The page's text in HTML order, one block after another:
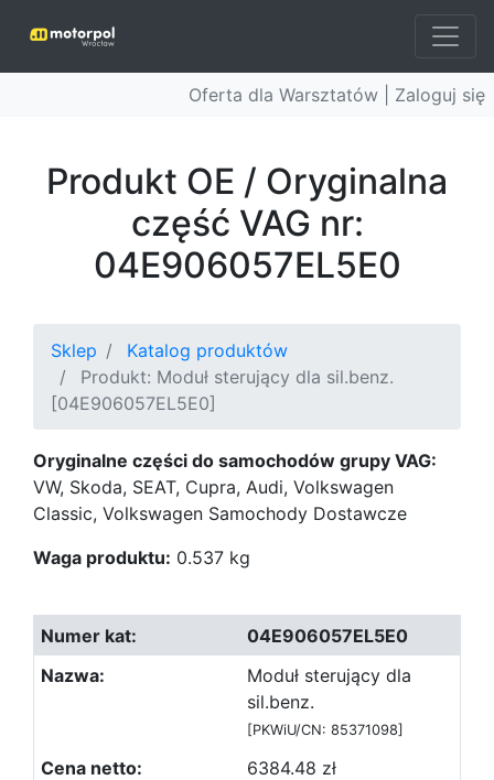
Oferta dla Warsztatów | Zaloguj się
Produkt OE / Oryginalna
część VAG nr:
04E906057EL5E0
Sklep
Katalog produktów
Produkt: Moduł sterujący dla sil.benz.
[04E906057EL5E0]
Oryginalne części do samochodów grupy VAG:
VW, Skoda, SEAT, Cupra, Audi, Volkswagen
Classic, Volkswagen Samochody Dostawcze
Waga produktu: 0.537 kg
04E906057EL5E0
Moduł sterujący dla
sil.benz.
[PKWiU/CN: 85371098]
6384.48 zł